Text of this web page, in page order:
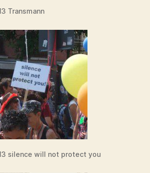
Transmann
silence will not protect you